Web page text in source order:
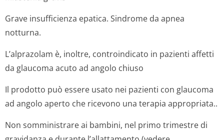
Grave insufficienza epatica. Sindrome da apnea
notturna.
L’alprazolam è, inoltre, controindicato in pazienti affetti
da glaucoma acuto ad angolo chiuso
Il prodotto può essere usato nei pazienti con glaucoma
ad angolo aperto che ricevono una terapia appropriata..
Non somministrare ai bambini, nel primo trimestre di